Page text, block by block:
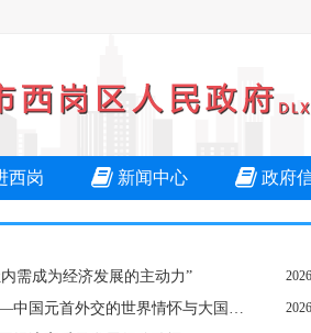
西岗 新闻中心 政府
需成为经济发展的主动力”
东方之约，相约未来——中国元首外交的世界情怀与大国气派